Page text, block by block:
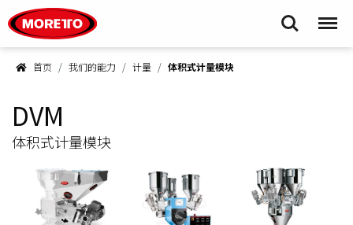
Search Menu
首页 我们的能力 计量 体积式计量模块
DVM
体积式计量模块